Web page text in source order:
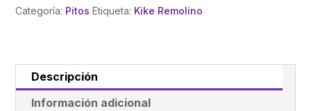
Categoría: Pitos Etiqueta: Kike Remolino
Descripción
Información adicional